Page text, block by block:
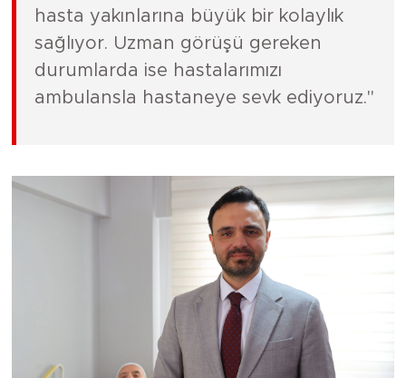
hasta yakınlarına büyük bir kolaylık
sağlıyor. Uzman görüşü gereken
durumlarda ise hastalarımızı
ambulansla hastaneye sevk ediyoruz."